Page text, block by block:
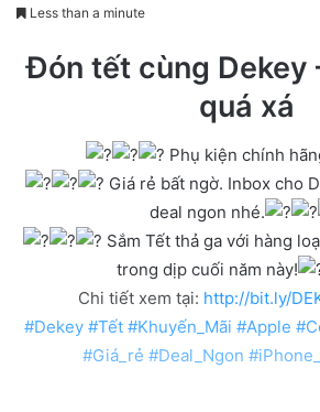
d
a
m
a
l
Less than a minute
Đón tết cùng Dekey
quá xá
Phụ kiện chính
Giá rẻ bất ngờ. Inbox cho
deal ngon nhé.
Sắm Tết thả ga với hàng
trong dịp cuối năm này!
Chi tiết xem tại: http://bit.ly/
#Dekey #Tết #Khuyến_Mãi #Apple
#Giá_rẻ #Deal_Ngon